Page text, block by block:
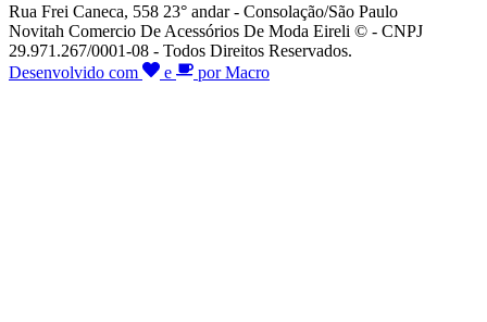
Rua Frei Caneca, 558 23° andar - Consolação/São Paulo
Novitah Comercio De Acessórios De Moda Eireli © - CNPJ
29.971.267/0001-08 - Todos Direitos Reservados.
Desenvolvido com
e por Macro